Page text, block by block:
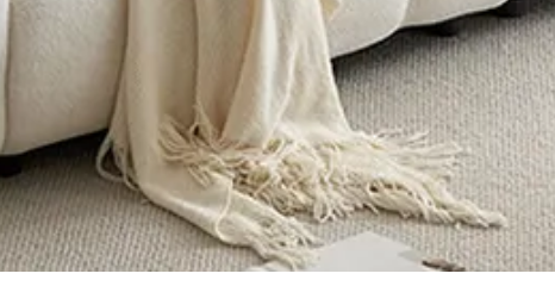
ソファ /【1人掛け
皮ソファ/【1人掛け
イ/【1人掛け～5〜